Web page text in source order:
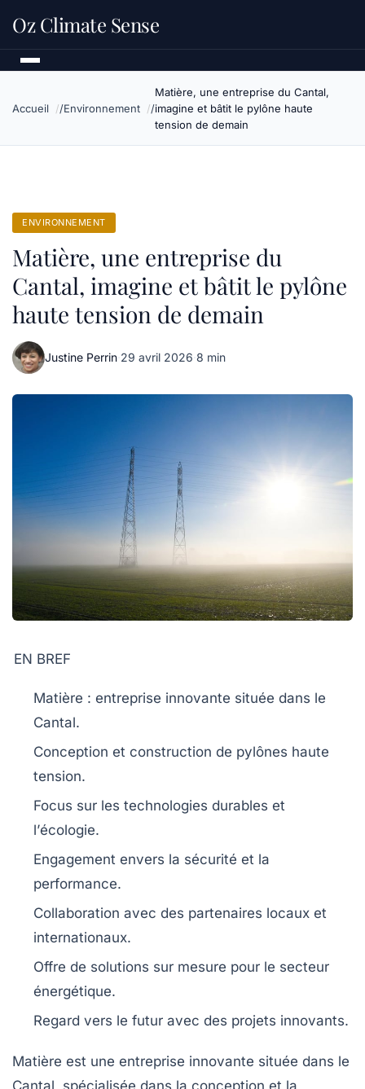
Oz Climate Sense
Accueil Environnement
Matière, une entreprise du Cantal,
imagine et bâtit le pylône haute
tension de demain
ENVIRONNEMENT
Matière, une entreprise du
Cantal, imagine et bâtit le pylône
haute tension de demain
Justine Perrin·29 avril 2026·8 min
EN BREF
Matière : entreprise innovante située dans le
Cantal.
Conception et construction de pylônes haute
tension.
Focus sur les technologies durables et
l’écologie.
Engagement envers la sécurité et la
performance.
Collaboration avec des partenaires locaux et
internationaux.
Offre de solutions sur mesure pour le secteur
énergétique.
Regard vers le futur avec des projets innovants.
Matière est une entreprise innovante située dans le